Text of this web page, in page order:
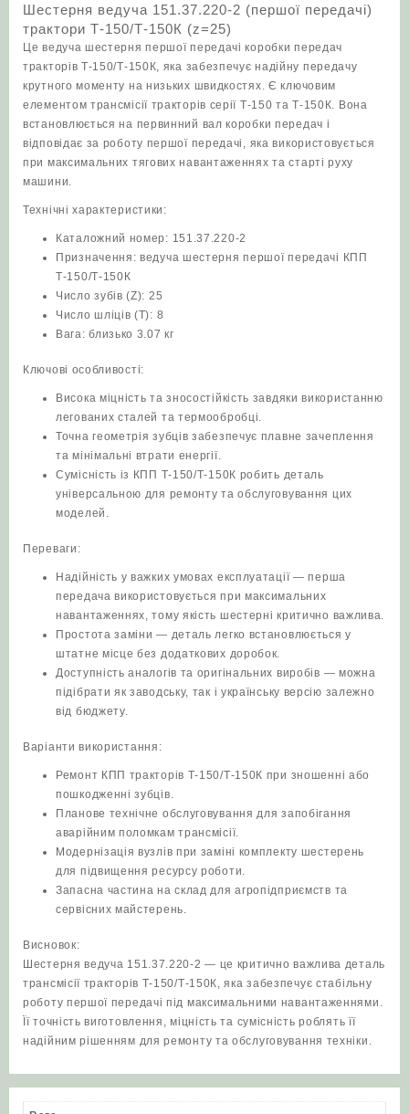
Т-150/
Т-150К
(z=25)
кількість
Шестерня ведуча 151.37.220-2 (першої передачі)
трактори Т-150/Т-150К (z=25)
Це ведуча шестерня першої передачі коробки передач
тракторів Т-150/Т-150К, яка забезпечує надійну передачу
крутного моменту на низьких швидкостях. Є ключовим
елементом трансмісії тракторів серії Т-150 та Т-150К. Вона
встановлюється на первинний вал коробки передач і
відповідає за роботу першої передачі, яка використовується
при максимальних тягових навантаженнях та старті руху
машини.
Технічні характеристики:
Каталожний номер: 151.37.220-2
Призначення: ведуча шестерня першої передачі КПП
Т-150/Т-150К
Число зубів (Z): 25
Число шліців (T): 8
Вага: близько 3.07 кг
Ключові особливості:
Висока міцність та зносостійкість завдяки використанню
легованих сталей та термообробці.
Точна геометрія зубців забезпечує плавне зачеплення
та мінімальні втрати енергії.
Сумісність із КПП Т-150/Т-150К робить деталь
універсальною для ремонту та обслуговування цих
моделей.
Переваги:
Надійність у важких умовах експлуатації — перша
передача використовується при максимальних
навантаженнях, тому якість шестерні критично важлива.
Простота заміни — деталь легко встановлюється у
штатне місце без додаткових доробок.
Доступність аналогів та оригінальних виробів — можна
підібрати як заводську, так і українську версію залежно
від бюджету.
Варіанти використання:
Ремонт КПП тракторів Т-150/Т-150К при зношенні або
пошкодженні зубців.
Планове технічне обслуговування для запобігання
аварійним поломкам трансмісії.
Модернізація вузлів при заміні комплекту шестерень
для підвищення ресурсу роботи.
Запасна частина на склад для агропідприємств та
сервісних майстерень.
Висновок:
Шестерня ведуча 151.37.220-2 — це критично важлива деталь
трансмісії тракторів Т-150/Т-150К, яка забезпечує стабільну
роботу першої передачі під максимальними навантаженнями.
Її точність виготовлення, міцність та сумісність роблять її
надійним рішенням для ремонту та обслуговування техніки.